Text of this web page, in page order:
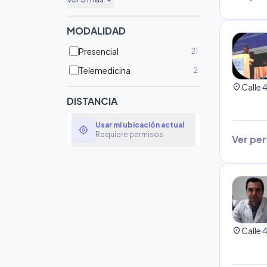
MODALIDAD
Presencial 21
Telemedicina 2
DISTANCIA
my_location
Usar mi ubicación actual
Requiere permisos
location_on
Ver
location_on